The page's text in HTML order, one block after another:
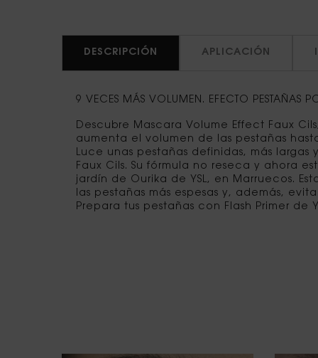
DESCRIPCIÓN APLICACIÓN
9 VECES MÁS VOLUMEN. EFECTO PESTAÑAS
Descubre Mascara Volume Effect Faux
aumenta el volumen de las pestañas
Luce unas pestañas definidas, más
Faux Cils. Su fórmula no reseca y
jardín de Ourika de YSL, en Marruecos.
las pestañas más espesas y, además,
Prepara tus pestañas con Flash Primer de